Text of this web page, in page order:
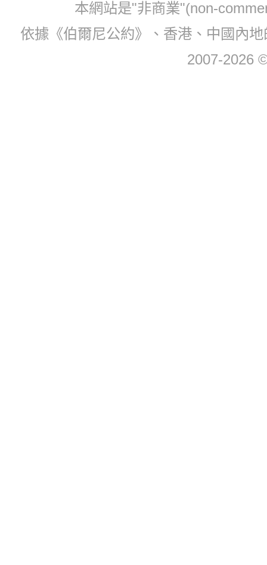
本網站是"非商業"(non-
依據《伯爾尼公約》、香港、中國內
2007-2026